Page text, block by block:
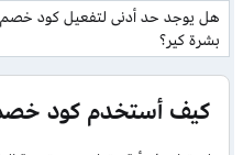
هل يوجد حد أدنى لتفعيل كود خصم
بشرة كير؟
كيف أستخدم كود